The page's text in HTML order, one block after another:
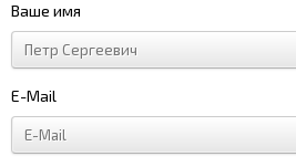
Ваше имя
E-Mail